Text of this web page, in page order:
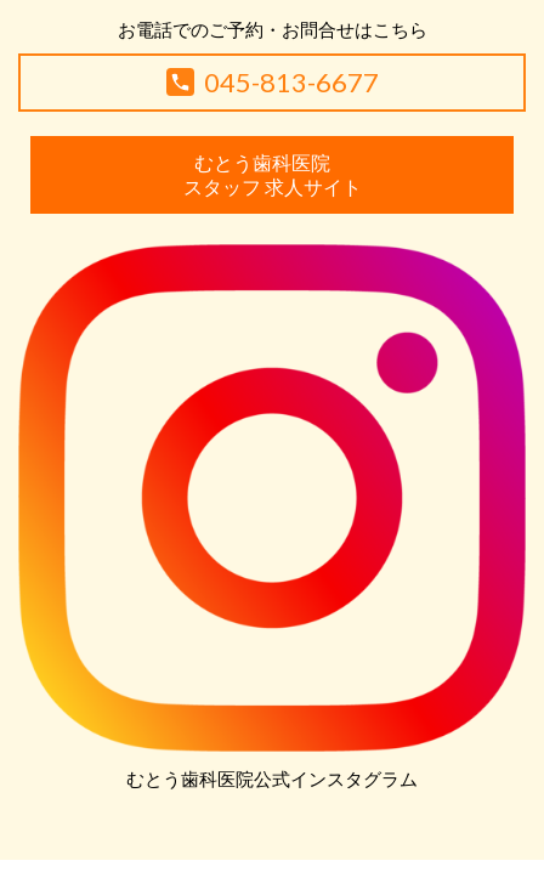
お電話でのご予約・お問合せはこちら
045-813-6677
むとう歯科医院
スタッフ 求人サイト
むとう歯科医院公式インスタグラム